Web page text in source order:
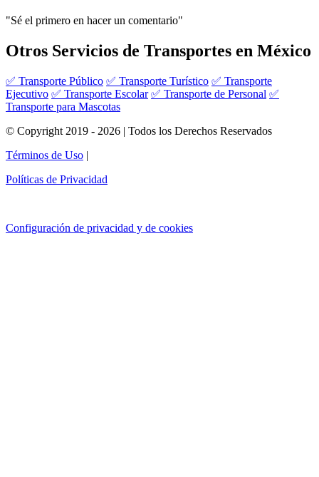
"Sé el primero en hacer un comentario"
Otros Servicios de Transportes en México
✅ Transporte Público ✅ Transporte Turístico ✅ Transporte
Ejecutivo ✅ Transporte Escolar ✅ Transporte de Personal ✅
Transporte para Mascotas
© Copyright 2019 - 2026 | Todos los Derechos Reservados
Términos de Uso |
Políticas de Privacidad
Configuración de privacidad y de cookies